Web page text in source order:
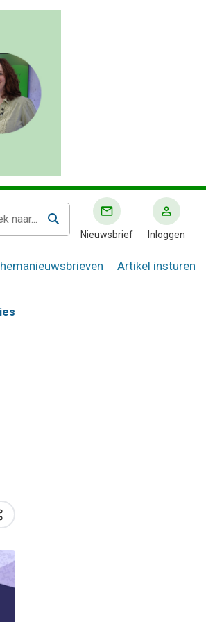
Nieuwsbrief Inloggen
Artikel insturen